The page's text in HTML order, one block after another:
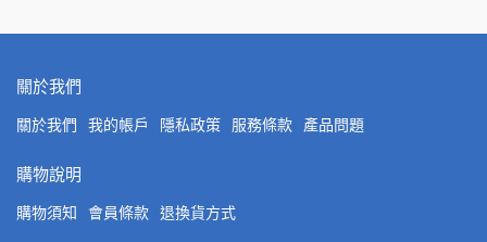
關於我們
關於我們 我的帳戶 隱私政策 服務條款 產品問題
購物說明
購物須知 會員條款 退換貨方式